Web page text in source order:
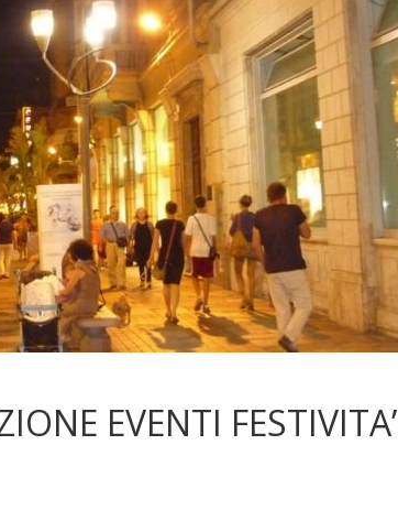
EVENTI FESTIVITA’